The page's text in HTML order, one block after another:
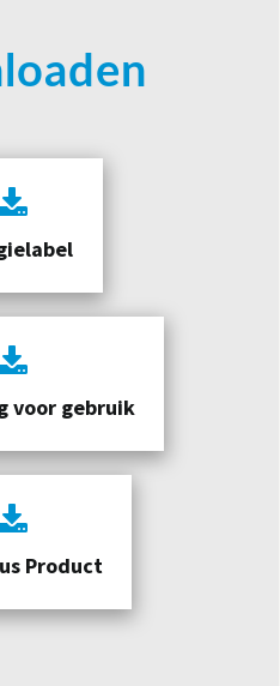
voor gebruik
Product